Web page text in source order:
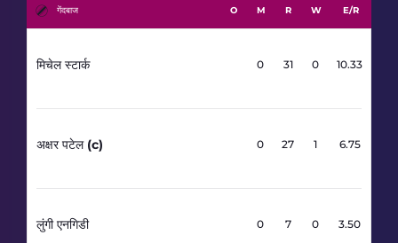
गेंदबाज O M R W E/R
मिचेल स्टार्क 0 31 0 10.33
अक्षर पटेल (c) 0 27 1 6.75
लुंगी एनगिडी 0 7 0 3.50